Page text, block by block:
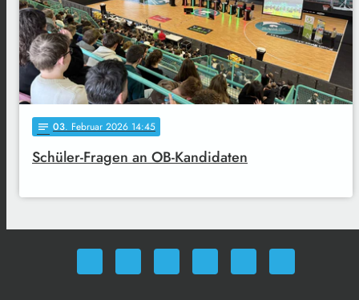
notes 03. Februar 2026 14:45
Schüler-Fragen an OB-Kandidaten